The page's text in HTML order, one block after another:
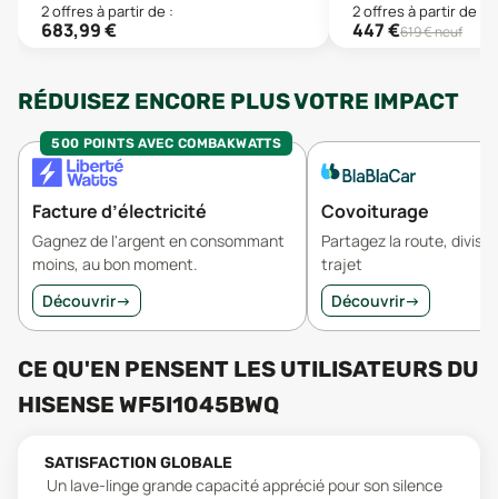
2offresà partir de :
683,99€
2offresà partir de :
447€619€ neuf
RÉDUISEZ ENCORE PLUS VOTRE IMPACT
500 POINTS AVEC COMBAKWATTS
Facture d’électricité
Gagnez de l'argent en consommant
moins, au bon moment.
Découvrir→
Covoiturage
Partagez la route,
trajet
Découvrir→
CE QU'EN PENSENT LES UTILISATEURS DU
HISENSE WF5I1045BWQ
SATISFACTION GLOBALE
Un lave-linge grande capacité apprécié pour son silence